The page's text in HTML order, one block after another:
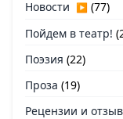
Новости ▶ (77)
Пойдем в театр!
Поэзия (22)
Проза (19)
Рецензии и